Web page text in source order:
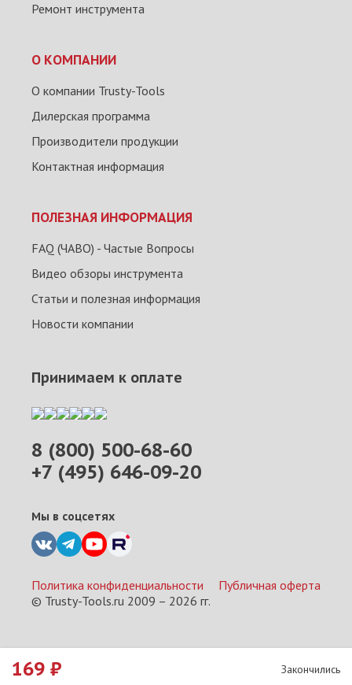
169 ₽ Закончились
Ремонт инструмента
О КОМПАНИИ
О компании Trusty-Tools
Дилерская программа
Производители продукции
Контактная информация
ПОЛЕЗНАЯ ИНФОРМАЦИЯ
FAQ (ЧАВО) - Частые Вопросы
Видео обзоры инструмента
Статьи и полезная информация
Новости компании
8 (800) 500-68-60
+7 (495) 646-09-20
Мы в соцсетях
Принимаем к оплате
Политика конфиденциальности
Публичная оферта
© Trusty-Tools.ru 2009 – 2026 гг.